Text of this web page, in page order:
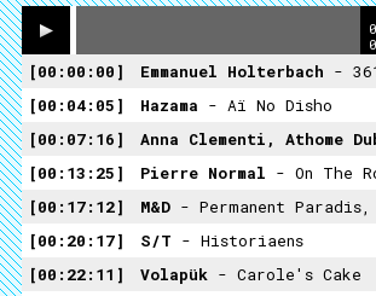
00:00:00 Emmanuel Holterbach -
00:04:05
Hazama - Aï No Disho
00:07:16
Anna Clementi, Athome
00:13:25
Pierre Normal - On The
00:17:12
M&D - Permanent Paradis,
00:20:17
S/t - Historiaens
00:22:11
Volapük - Carole's Cake